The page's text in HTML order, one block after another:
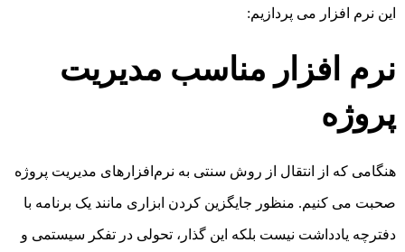
این نرم افزار می پردازیم:
نرم افزار مناسب مدیریت
پروژه
هنگامی که از انتقال از روش سنتی به نرم‌افزارهای مدیریت پروژه
صحبت می کنیم. منظور جایگزین کردن ابزاری مانند یک برنامه با
دفترچه یادداشت نیست بلکه این گذار، تحولی در تفکر سیستمی و